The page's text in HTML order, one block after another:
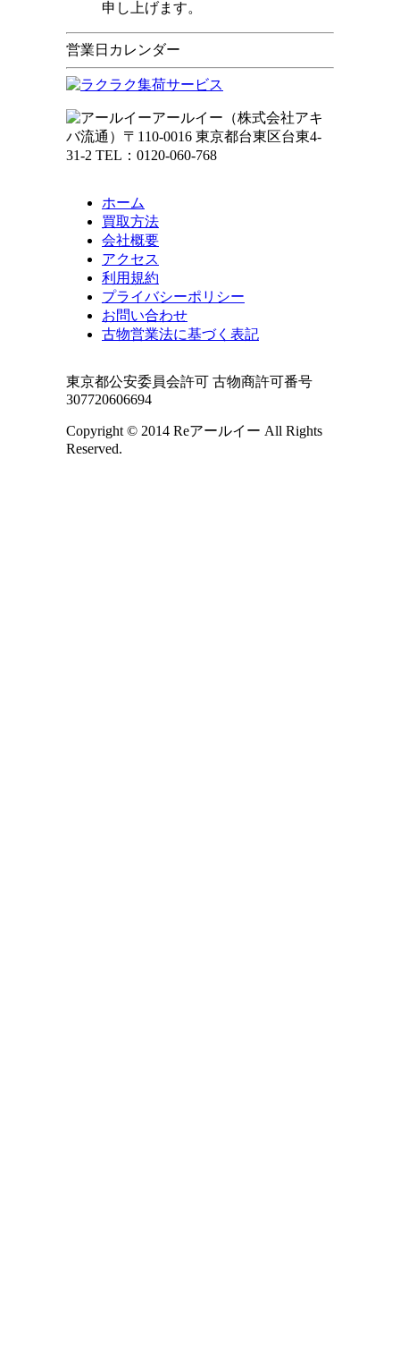
申し上げます。
営業日カレンダー
アールイー（株式会社アキ
バ流通）〒110-0016 東京都台東区台東4-
31-2 TEL： 0120-060-768
ホーム
買取方法
会社概要
アクセス
利用規約
プライバシーポリシー
お問い合わせ
古物営業法に基づく表記
東京都公安委員会許可 古物商許可番号
307720606694
Copyright © 2014 Reアールイー All Rights
Reserved.